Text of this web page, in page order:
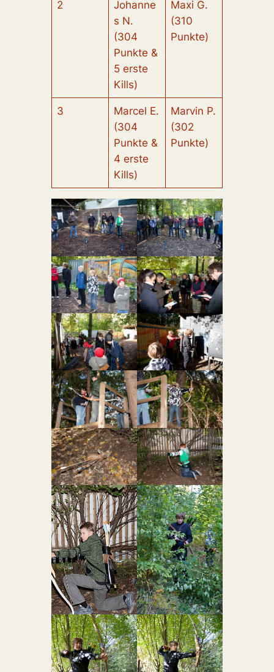
2
Johanne
s N.
(304
Punkte &
5 erste
Kills)
Maxi G.
(310
Punkte)
3
Marcel E.
(304
Punkte &
4 erste
Kills)
Marvin P.
(302
Punkte)